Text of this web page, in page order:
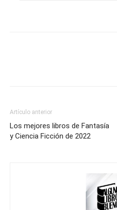
Artículo anterior
Los mejores libros de Fantasía
y Ciencia Ficción de 2022